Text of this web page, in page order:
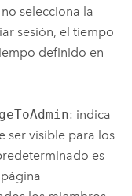
selecciona la
sesión, el tiempo
definido en
: indica
ser visible para los
es